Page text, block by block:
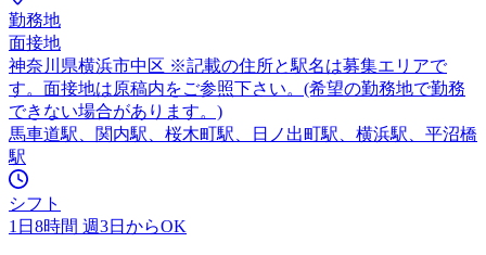
勤務地
面接地
神奈川県横浜市中区 ※記載の住所と駅名は募集エリアで
す。面接地は原稿内をご参照下さい。(希望の勤務地で勤務
できない場合があります。)
馬車道駅、関内駅、桜木町駅、日ノ出町駅、横浜駅、平沼橋
駅
シフト
1日8時間 週3日からOK